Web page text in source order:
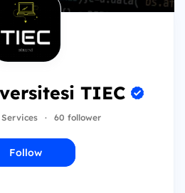
TIEC
· 60 follower
Follow